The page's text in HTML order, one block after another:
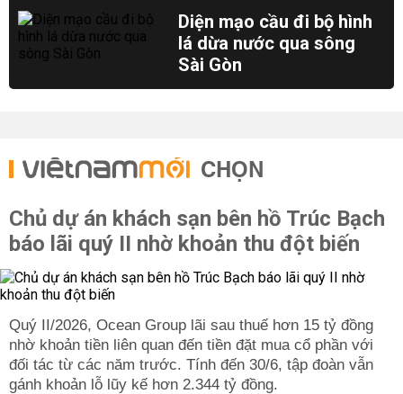
Diện mạo cầu đi bộ hình
lá dừa nước qua sông
Sài Gòn
CHỌN
Chủ dự án khách sạn bên hồ Trúc Bạch
báo lãi quý II nhờ khoản thu đột biến
Quý II/2026, Ocean Group lãi sau thuế hơn 15 tỷ đồng
nhờ khoản tiền liên quan đến tiền đặt mua cổ phần với
đối tác từ các năm trước. Tính đến 30/6, tập đoàn vẫn
gánh khoản lỗ lũy kế hơn 2.344 tỷ đồng.